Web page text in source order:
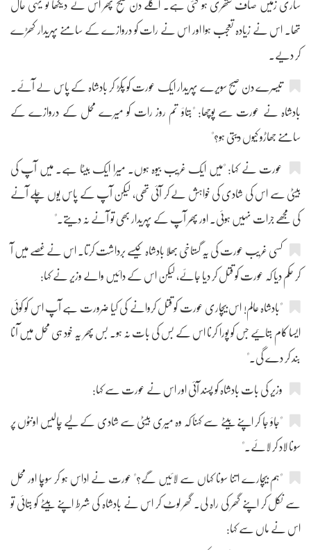
ساری زمیں صاف ستھری ہو گئی ہے۔ اگلے دن صبح پھر اس نے دیکھا تو یہی حال
تھا۔ اس نے زیادہ تعجب ہوا اور اس نے رات کو دروازے کے سامنے پہریدار کھڑے
کر دیے۔
تیسرے دن صبح سویرے پہریدار ایک عورت کو پکڑ کر بادشاہ کے پاس لے آئے۔
بادشاہ نے عورت سے پوچھا: "بتاؤ تم روز رات کو میرے محل کے دروازے کے
سامنے جھاڑو کیوں دیتی ہو؟"
عورت نے کہا: "میں ایک غریب بیوہ ہوں۔ میرا ایک بیٹا ہے۔ میں آپ کی
بیٹی سے اس کی شادی کی خواہش لے کر آئی تھی، لیکن آپ کے پاس یوں چلے آنے
کی مجھے جرات نہیں ہوئی۔ اور پھر آپ کے پہریدار بھی تو آنے نہ دیتے۔"
کسی غریب عورت کی یہ گستاخی بھلا بادشاہ کیسے برداشت کرتا۔ اس نے غصے میں آ
کر حکم دیا کہ عورت کو قتل کر دیا جائے، لیکن اس کے دائیں والے وزیر نے کہا:
"بادشاہ عالم! اس بیچاری عورت کو قتل کروانے کی کیا ضرورت ہے آپ اس کو کوئی
ایسا کام بتائیے جس کو پورا کرنا اس کے بس کی بات نہ ہو۔ بس پھر یہ خود ہی محل میں آنا
بند کر دے گی۔"
وزیر کی بات بادشاہ کو پسند آئی اور اس نے عورت سے کہا:
"جاؤ جا کر اپنے بیٹے سے کہنا کہ وہ میری بیٹی سے شادی کے لیے چالیس اونٹوں پر
سونا لاد کر لائے۔"
"ہم بیچارے اتنا سونا کہاں سے لائیں گے؟" عورت نے اداس ہو کر سوچا اور محل
سے نکل کر اپنے گھر کی راہ لی۔ گھر لوٹ کر اس نے بادشاہ کی شرط اپنے بیٹے کو بتائی تو
اس نے ماں سے کہا: